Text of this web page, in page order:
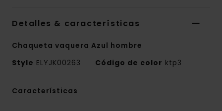
Detalles & características
Chaqueta vaquera Azul hombre
Style ELYJK00263 Código de color ktp3
Características